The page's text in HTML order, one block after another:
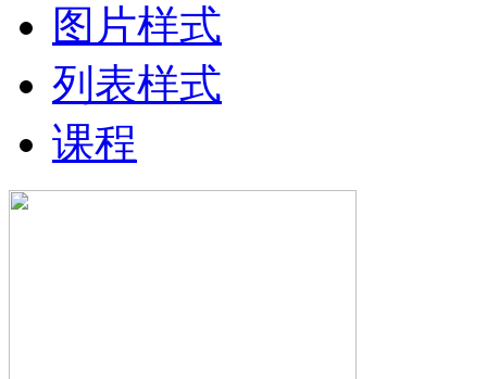
图片样式
列表样式
课程